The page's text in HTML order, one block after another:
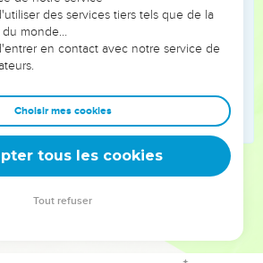
dans le pays de Galaad. Ce dernier
région de Sihon, le roi des Amoréens,
Il y avait un seul intendant pour ce
aussi nombreux que le sable qui est
mangeaient, buvaient et se
des services tiers tels que de la
du monde…
en contact avec notre service de
Choisir mes cookies
tous les cookies
Tout refuser